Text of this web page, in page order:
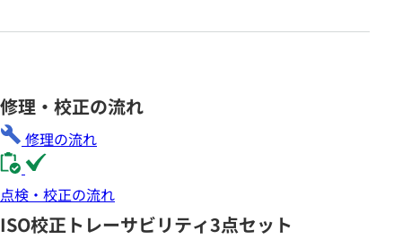
修理・校正の流れ
修理の流れ
点検・校正の流れ
ISO校正 トレーサビリティ3点セット